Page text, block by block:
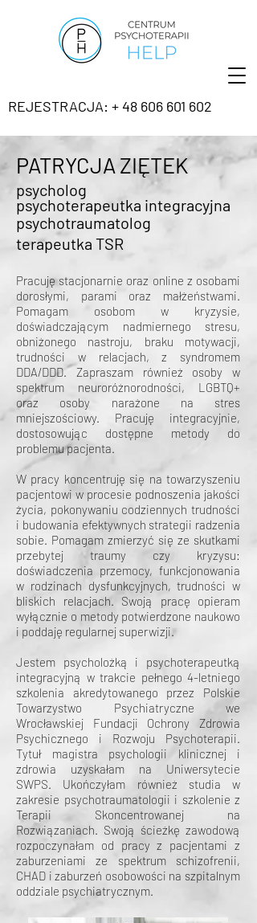
REJESTRACJA: + 48 606 601 602
PATRYCJA ZIĘTEK
psycholog
psychoterapeutka integracyjna
psychotraumatolog
terapeutka TSR
Pracuję stacjonarnie oraz online z osobami
dorosłymi, parami oraz małżeństwami.
Pomagam osobom w kryzysie,
doświadczającym nadmiernego stresu,
obniżonego nastroju, braku motywacji,
trudności w relacjach, z syndromem
DDA/DDD. Zapraszam również osoby w
spektrum neuroróżnorodności, LGBTQ+
oraz osoby narażone na stres
mniejszościowy. Pracuję integracyjnie,
dostosowując dostępne metody do
problemu pacjenta.
W pracy koncentruję się na towarzyszeniu
pacjentowi w procesie podnoszenia jakości
życia, pokonywaniu codziennych trudności
i budowania efektywnych strategii radzenia
sobie. Pomagam zmierzyć się ze skutkami
przebytej traumy czy kryzysu:
doświadczenia przemocy, funkcjonowania
w rodzinach dysfunkcyjnych, trudności w
bliskich relacjach. Swoją pracę opieram
wyłącznie o metody potwierdzone naukowo
i poddaję regularnej superwizji.
Jestem psycholożką i psychoterapeutką
integracyjną w trakcie pełnego 4-letniego
szkolenia akredytowanego przez Polskie
Towarzystwo Psychiatryczne we
Wrocławskiej Fundacji Ochrony Zdrowia
Psychicznego i Rozwoju Psychoterapii.
Tytuł magistra psychologii klinicznej i
zdrowia uzyskałam na Uniwersytecie
SWPS. Ukończyłam również studia w
zakresie psychotraumatologii i szkolenie z
Terapii Skoncentrowanej na
Rozwiązaniach. Swoją ścieżkę zawodową
rozpoczynałam od pracy z pacjentami z
zaburzeniami ze spektrum schizofrenii,
CHAD i zaburzeń osobowości na szpitalnym
oddziale psychiatrycznym.